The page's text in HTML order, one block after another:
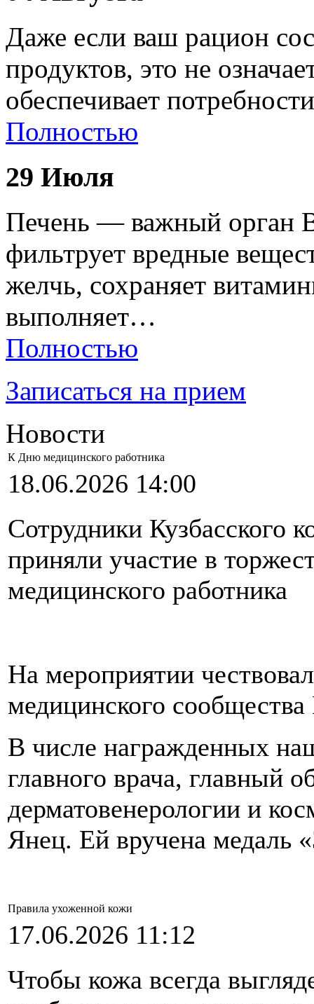
Даже если ваш рацион
продуктов, это не
обеспечивает
Полностью
29 Июля
Печень — важный орган
фильтрует вредные
желчь, сохраняет
выполняет…
Полностью
Записаться на прием
Новости
К Дню медицинского работника
18.06.2026 14:00
Сотрудники Кузбасского
приняли участие в
медицинского работника
На мероприятии
медицинского сообщества
В числе награжденных
главного врача, главный
дерматовенерологии и
Янец. Ей вручена медаль
Правила ухоженной кожи
17.06.2026 11:12
Чтобы кожа всегда